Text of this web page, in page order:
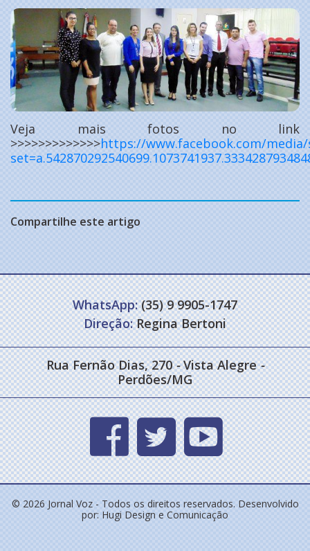
Veja mais fotos no link
>>>>>>>>>>>>>https://www.facebook.com/
Compartilhe este artigo
WhatsApp:(35) 9 9905-1747
Direção:Regina Bertoni
Rua Fernão Dias, 270- Vista Alegre-
Perdões/MG
© 2026 Jornal Voz - Todos os direitos reservados. Desenvolvido
por: Hugi Design e Comunicação